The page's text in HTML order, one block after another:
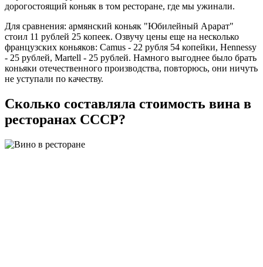
дорогостоящий коньяк в том ресторане, где мы ужинали.
Для сравнения: армянский коньяк "Юбилейный Арарат"
стоил 11 рублей 25 копеек. Озвучу цены еще на несколько
французских коньяков: Camus - 22 рубля 54 копейки, Hennessy
- 25 рублей, Martell - 25 рублей. Намного выгоднее было брать
коньяки отечественного производства, повторюсь, они ничуть
не уступали по качеству.
Сколько составляла стоимость вина в
ресторанах СССР?